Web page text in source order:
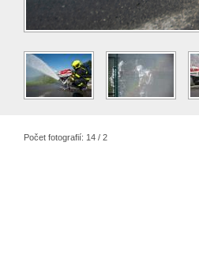
Počet fotografií: 14 / 2